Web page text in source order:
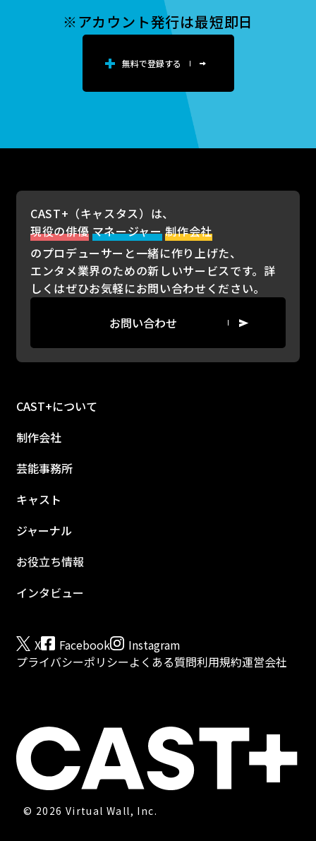
※アカウント発行は最短即日
無料で登録する
CAST+（キャスタス）は、
現役の俳優 マネージャー制作会社
のプロデューサーと一緒に作り上げた、
エンタメ業界のための新しいサービスです。詳
しくはぜひお気軽にお問い合わせください。
お問い合わせ
CAST+について
制作会社
芸能事務所
キャスト
ジャーナル
お役立ち情報
インタビュー
X Facebook
Instagram
プライバシーポリシーよくある質問利用規約運営会社
©︎ 2026 Virtual Wall, Inc.